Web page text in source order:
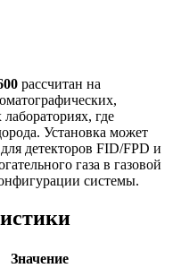
рассчитан на
где
Установка может
детекторов FID/FPD и
газа в газовой
системы.
Значение